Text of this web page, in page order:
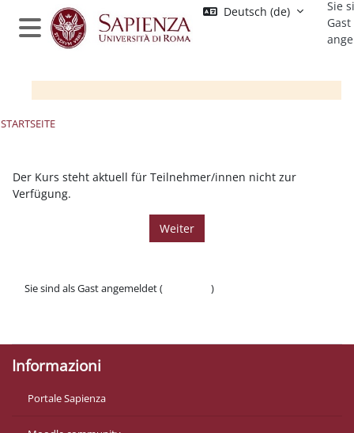
Zum Hauptinhalt
Website-Übersicht
Deutsch ‎(de)‎
Sie
Gast
STARTSEITE
Der Kurs steht aktuell für Teilnehmer/innen nicht zur
Verfügung.
Weiter
Sie sind als Gast angemeldet (
)
Informazioni
Portale Sapienza